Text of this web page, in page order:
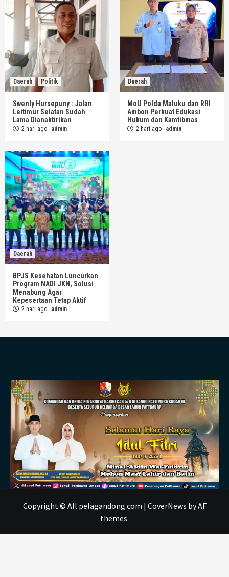
Daerah Politik
Swenly Hursepuny : Jalan
Leitimur Selatan Sudah
Lama Dianaktirikan
2 hari ago admin
Daerah
MoU Polda Maluku dan RRI
Ambon Perkuat Edukasi
Hukum dan Kamtibmas
2 hari ago admin
Daerah
BPJS Kesehatan Luncurkan
Program NADI JKN, Solusi
Menabung Agar
Kepesertaan Tetap Aktif
2 hari ago admin
Copyright © All pelagandong.com | CoverNews by AF
themes.